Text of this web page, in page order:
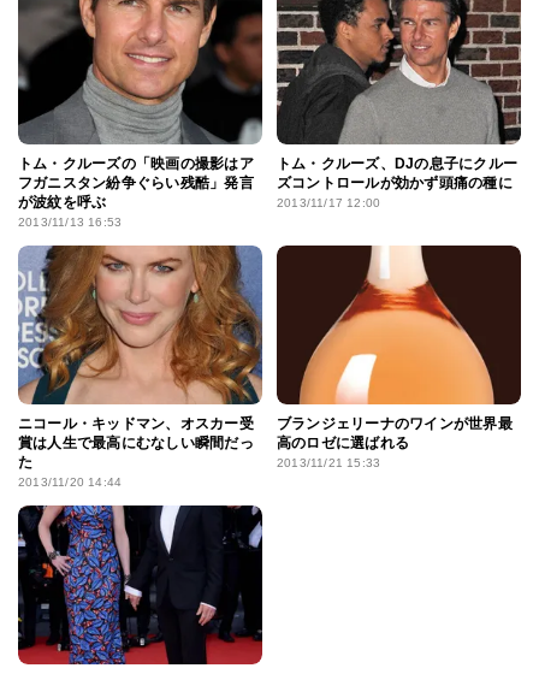
トム・クルーズの「映画の撮影はア
フガニスタン紛争ぐらい残酷」発言
が波紋を呼ぶ
2013/11/13 16:53
トム・クルーズ、DJの息子にクルー
ズコントロールが効かず頭痛の種に
2013/11/17 12:00
ニコール・キッドマン、オスカー受
賞は人生で最高にむなしい瞬間だっ
た
2013/11/20 14:44
ブランジェリーナのワインが世界最
高のロゼに選ばれる
2013/11/21 15:33